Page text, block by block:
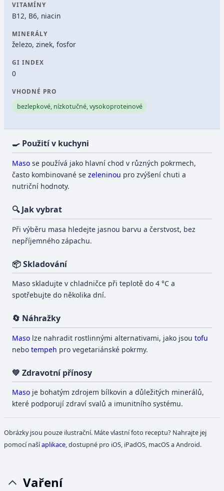
VITAMÍNY
B12, B6, niacin
MINERÁLY
železo, zinek, fosfor
GI INDEX
0
VHODNÉ PRO
bezlepkové, nízkotučné, vysokoproteinové
🍳 Použití v kuchyni
Maso se používá jako hlavní chod v různých pokrmech,
často kombinované sezeleninou pro zvýšení chuti a
nutriční hodnoty.
🔍 Jak vybrat
Při výběru masa hledejte jasnou barvu a čerstvost, bez
nepříjemného zápachu.
📦 Skladování
Maso skladujte v chladničce při teplotě do 4 °C a
spotřebujte do několika dní.
🔄 Náhražky
Maso lze nahradit rostlinnými alternativami, jako jsoutofu
nebotempeh pro vegetariánské pokrmy.
💚 Zdravotní přínosy
Maso je bohatým zdrojem bílkovin a důležitých minerálů,
které podporují zdraví svalů a imunitního systému.
Obrázky jsou pouze ilustrační. Máte vlastní foto receptu? Nahrajte jej
pomocí našíaplikace , dostupné pro iOS, iPadOS, macOS a Android.
Vaření